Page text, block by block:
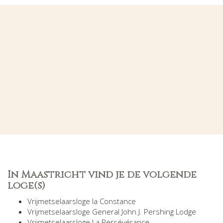
In Maastricht vind je de volgende
loge(s)
Vrijmetselaarsloge la Constance
Vrijmetselaarsloge General John J. Pershing Lodge